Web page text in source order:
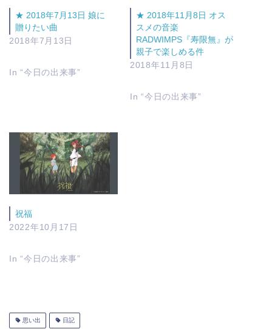
★ 2018年7月13日 娘に
贈りたい曲
2018年7月13日
In “今日の出来事”
★ 2018年11月8日 オス
スメの音楽
RADWIMPS『寿限無』が
親子で楽しめる件
2018年11月8日
In “今日の出来事”
祝福
2022年10月17日
In “今日の出来事”
思い出 日記